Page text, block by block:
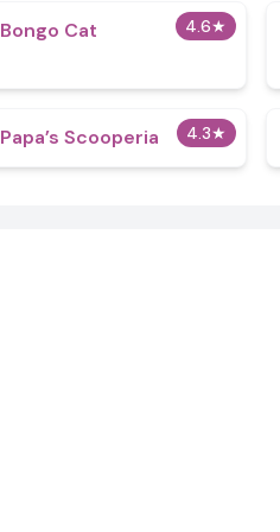
4.6★
Bongo Cat
4.3★
​Papa’s Scooperia